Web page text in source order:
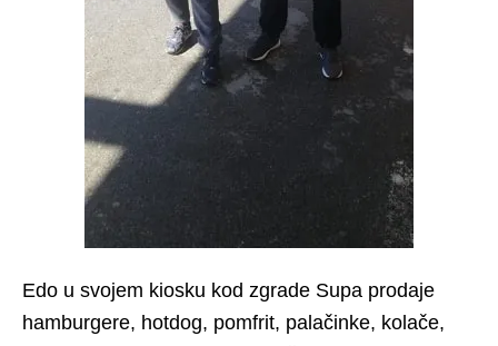
Edo u svojem kiosku kod zgrade Supa prodaje
hamburgere, hotdog, pomfrit, palačinke, kolače,